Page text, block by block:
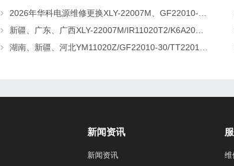
新闻资讯
新闻资讯 维